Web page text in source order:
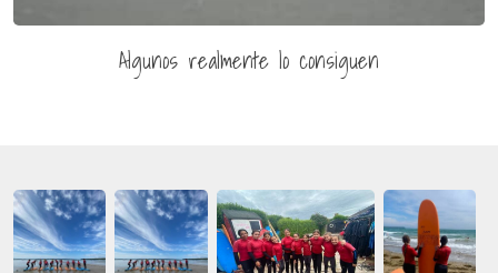
Algunos realmente lo consiguen